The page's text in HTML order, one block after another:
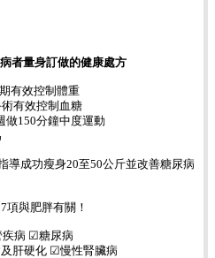
者量身訂做的健康處方
有效控制體重
有效控制血糖
150分鐘中度運動
導成功瘦身20至50公斤並改善糖尿病
項與肥胖有關！
病 ☑糖尿病
肝硬化 ☑慢性腎臟病